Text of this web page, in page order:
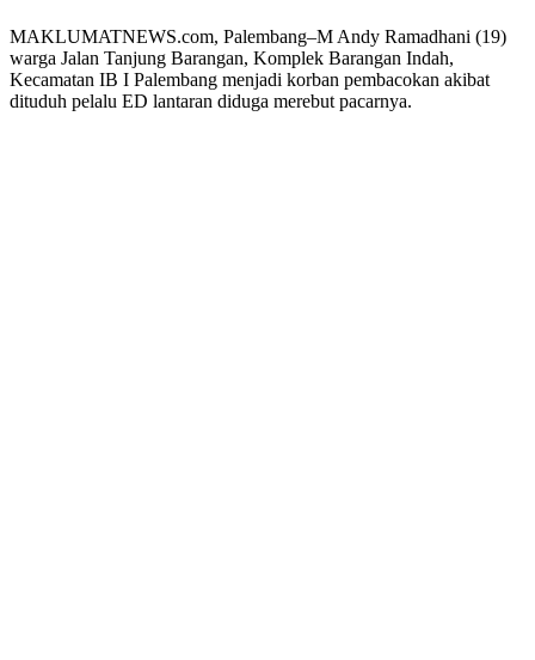
MAKLUMATNEWS.com, Palembang–M Andy Ramadhani (19)
warga Jalan Tanjung Barangan, Komplek Barangan Indah,
Kecamatan IB I Palembang menjadi korban pembacokan akibat
dituduh pelalu ED lantaran diduga merebut pacarnya.